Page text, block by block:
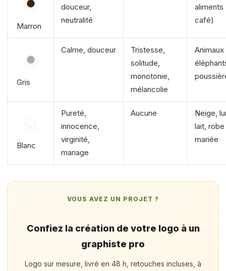
Marron
douceur,
neutralité
café)
Gris
Calme, douceur
Tristesse,
solitude,
monotonie,
mélancolie
Blanc
Pureté,
innocence,
virginité,
mariage
Aucune
Neige,
lait,
mariée
VOUS AVEZ UN PROJET ?
Confiez la création de votre logo à un
graphiste pro
Logo sur mesure, livré en 48 h, retouches incluses, à